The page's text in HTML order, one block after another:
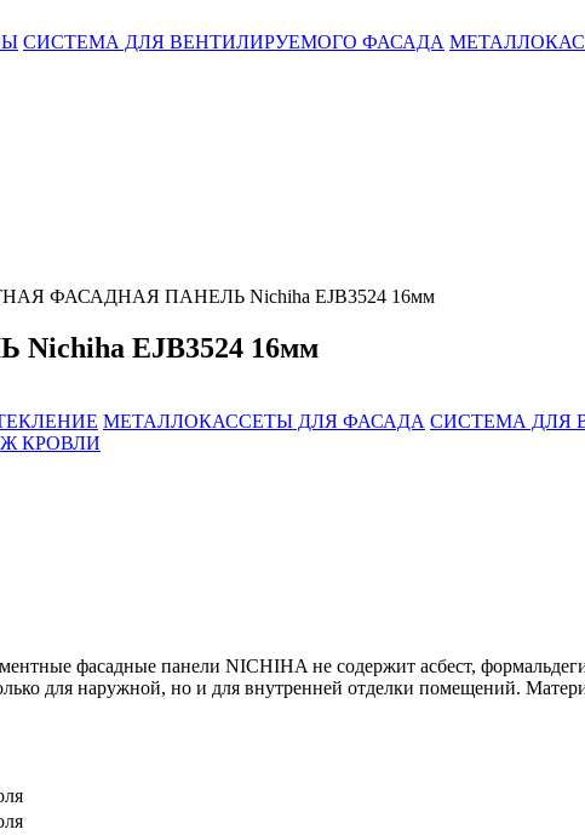
СИСТЕМА ДЛЯ ВЕНТИЛИРУЕМОГО ФАСАДА
ФАСАДНАЯ ПАНЕЛЬ Nichiha EJB3524 16мм
EJB3524 16мм
МЕТАЛЛОКАССЕТЫ ДЛЯ ФАСАДА СИСТЕМА ДЛЯ
КРОВЛИ
фасадные панели NICHIHA не содержит асбест,
для наружной, но и для внутренней отделки помещений.